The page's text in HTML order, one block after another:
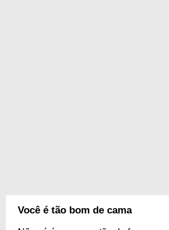
Você é tão bom de cama